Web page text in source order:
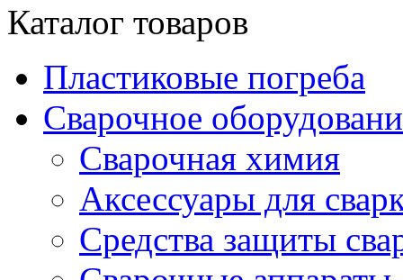
Каталог товаров
Пластиковые погреба
Сварочное
Сварочная химия
Аксессуары для
Средства защиты